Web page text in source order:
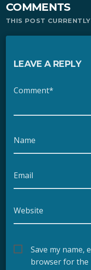
COMMENTS
THIS POST
LEAVE A REPLY
Comment*
Name
Email
Website
Save my name,
browser for the